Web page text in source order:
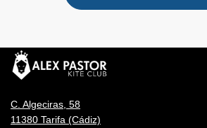
C. Algeciras, 58
11380 Tarifa (Cádiz)